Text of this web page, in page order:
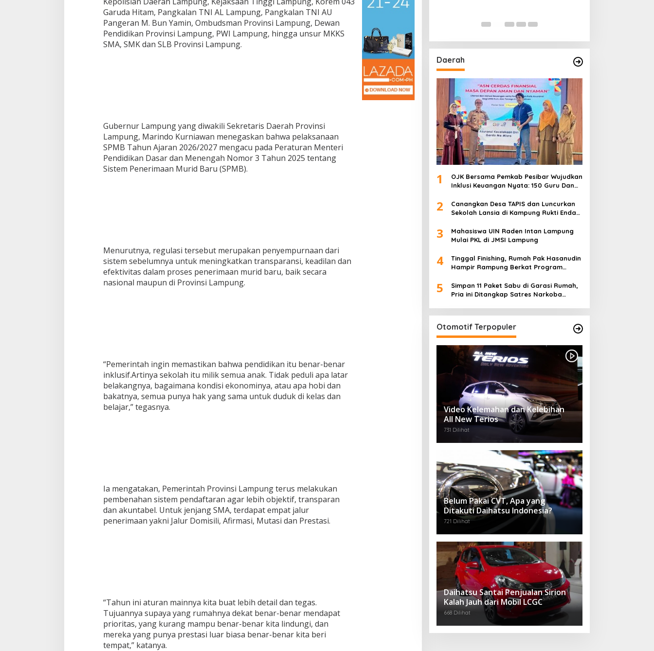
r
k
u
a
l
Garuda Hitam, Pangkalan TNI AL Lampung, Pangkalan TNI AU
Pangeran M. Bun Yamin, Ombudsman Provinsi Lampung, Dewan
Pendidikan Provinsi Lampung, PWI Lampung, hingga unsur MKKS
SMA, SMK dan SLB Provinsi Lampung.
Gubernur Lampung yang diwakili Sekretaris Daerah Provinsi
Lampung, Marindo Kurniawan menegaskan bahwa pelaksanaan
SPMB Tahun Ajaran 2026/2027 mengacu pada Peraturan Menteri
Pendidikan Dasar dan Menengah Nomor 3 Tahun 2025 tentang
Sistem Penerimaan Murid Baru (SPMB).
Menurutnya, regulasi tersebut merupakan penyempurnaan dari
sistem sebelumnya untuk meningkatkan transparansi, keadilan dan
efektivitas dalam proses penerimaan murid baru, baik secara
nasional maupun di Provinsi Lampung.
“Pemerintah ingin memastikan bahwa pendidikan itu benar-benar
inklusif.Artinya sekolah itu milik semua anak. Tidak peduli apa latar
belakangnya, bagaimana kondisi ekonominya, atau apa hobi dan
bakatnya, semua punya hak yang sama untuk duduk di kelas dan
belajar,” tegasnya.
Ia mengatakan, Pemerintah Provinsi Lampung terus melakukan
pembenahan sistem pendaftaran agar lebih objektif, transparan
dan akuntabel. Untuk jenjang SMA, terdapat empat jalur
penerimaan yakni Jalur Domisili, Afirmasi, Mutasi dan Prestasi.
“Tahun ini aturan mainnya kita buat lebih detail dan tegas.
Tujuannya supaya yang rumahnya dekat benar-benar mendapat
prioritas, yang kurang mampu benar-benar kita lindungi, dan
mereka yang punya prestasi luar biasa benar-benar kita beri
tempat,” katanya.
Daerah
1
OJK Bersama Pemkab Pesibar Wujudkan
Inklusi Keuangan Nyata: 150 Guru Dan
Jiwa
2
Canangkan Desa TAPIS dan Luncurkan
Sekolah Lansia di Kampung Rukti Endah,
Pembangunan SDM Dimulai dari Desa
3
Mahasiswa UIN Raden Intan Lampung
Mulai PKL di JMSI Lampung
4
Tinggal Finishing, Rumah Pak Hasanudin
Hampir Rampung Berkat Program
Desa)
5
Simpan 11 Paket Sabu di Garasi Rumah,
Pria ini Ditangkap Satres Narkoba
Otomotif Terpopuler
Video Kelemahan dan Kelebihan
All New Terios
731 Dilihat
Belum Pakai CVT, Apa yang
Ditakuti Daihatsu Indonesia?
721 Dilihat
Daihatsu Santai Penjualan Sirion
Kalah Jauh dari Mobil LCGC
668 Dilihat